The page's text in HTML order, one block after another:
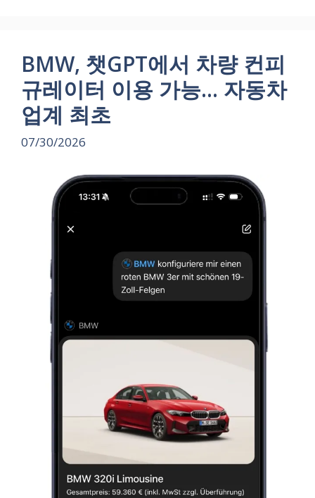
BMW, 챗GPT에서 차량 컨피
규레이터 이용 가능… 자동차
업계 최초
07/30/2026